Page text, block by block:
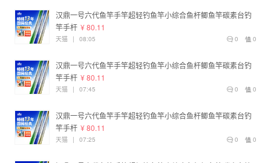
汉鼎一号六代鱼竿手竿超轻钓鱼竿小综合鱼杆鲫鱼竿碳素台钓
竿手杆 ¥ 80.11
0
0
天猫 | 08:05
汉鼎一号六代鱼竿手竿超轻钓鱼竿小综合鱼杆鲫鱼竿碳素台钓
竿手杆 ¥ 80.11
0
0
天猫 | 07:45
汉鼎一号六代鱼竿手竿超轻钓鱼竿小综合鱼杆鲫鱼竿碳素台钓
竿手杆 ¥ 80.11
0
0
天猫 | 07:25